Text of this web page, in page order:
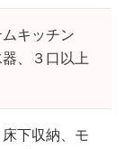
キッチン
、３口以上
下収納、モ